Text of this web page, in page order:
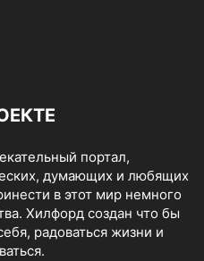
портал,
думающих и любящих
в этот мир немного
Хилфорд создан что бы
радоваться жизни и